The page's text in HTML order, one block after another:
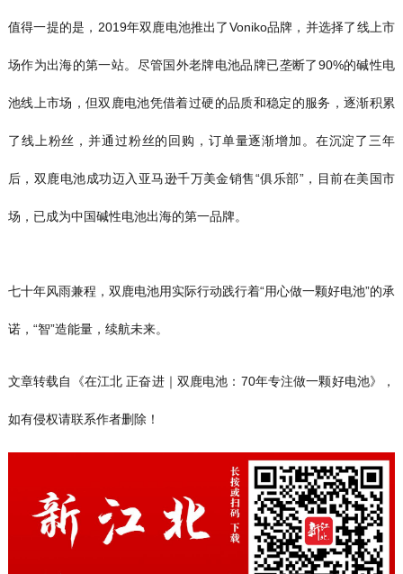
值得一提的是，2019年双鹿电池推出了Voniko品牌，并选择了线上市
场作为出海的第一站。尽管国外老牌电池品牌已垄断了90%的碱性电
池线上市场，但双鹿电池凭借着过硬的品质和稳定的服务，逐渐积累
了线上粉丝，并通过粉丝的回购，订单量逐渐增加。在沉淀了三年
后，双鹿电池成功迈入亚马逊千万美金销售“俱乐部”，目前在美国市
场，已成为中国碱性电池出海的第一品牌。
七十年风雨兼程，双鹿电池用实际行动践行着“用心做一颗好电池”的承
诺，“智”造能量，续航未来。
文章转载自《在江北 正奋进｜双鹿电池：70年专注做一颗好电池》，
如有侵权请联系作者删除！